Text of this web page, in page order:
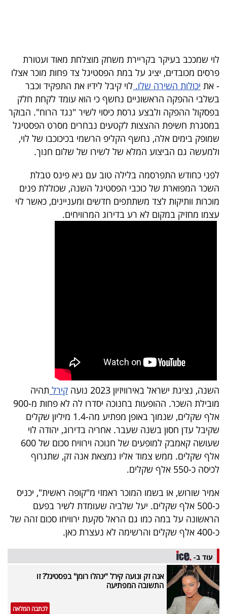
5
המילון
הכלכלי
פודקאסט
40
UNDER
40
שיתופי
פרסמו
באייס
עקבו
אחרינו:
לוי שמככב בעיקר בקריירת משחק מוצלחת מאוד ועטורת
פרסים מכובדים, יציג על במת הפסטיגל צד פחות מוכר אצלו
- את יכולות השירה שלו. לוי קיבל לידיו את התפקיד וכבר
בשלבי ההפקה הראשוניים נחשף כי הוא עומד לקחת חלק
בפסקול ההפקה ולבצע גרסת כיסוי לשיר "נגד הרוח". הבוקר
במסגרת חשיפת ההצצות לקטעים נבחרים מסרט הפסטיגל
שמופק בימים אלה, נחשף הקליפ הרשמי בכיכוכבו של לוי,
ולמעשה גם הביצוע המלא של לשירו של שלום חנוך.
לפני כחודש התפרסמה בלילה טוב עם גיא פינס טבלת
השכר המפוארת של כוכבי הפסטיגל השנה, שכוללת פנים
מוכרות וותיקות לצד משתתפים חדשים ומעניינים, כאשר לוי
עצמו מחזיק במקום לא רע בדירוג המרוויחים.
השנה, נציגת ישראל באירוויזיון 2023 נועה קירל תהיה
מובילת השכר. ההופעות בחנוכה יסדרו לה לא פחות מ-900
אלף שקלים, שנמוך באופן מפתיע מה-1.4 מיליון שקלים
שקיבל עדן חסון בשנה שעבר. אחריה בדירוג, יהודה לוי
שעושה קאמבק למופעים של חנוכה וירוויח סכום של 600
אלף שקלים. ממש צמוד אליו נמצאת אנה זק, שתגרוף
לכיסה כ-550 אלף שקלים.
אמיר שורוש, או בשמו המוכר ראמזי מ"קופה ראשית", יכניס
כ-500 אלף שקלים. יעל שלביה שעומדת לשיר בפעם
הראשונה על במה כמו גם הראל סקעת ירוויחו סכום זהה של
כ-400 אלף שקלים והרשימה לא נעצרת כאן.
עוד ב-
אנה זק ונועה קירל "ינהלו רומן" בפסטיגל? זו
התשובה המפתיעה
לכתבה המלאה